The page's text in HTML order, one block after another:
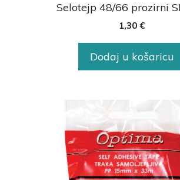
Selotejp 48/66 prozirni
1,30 €
Dodaj u košaricu